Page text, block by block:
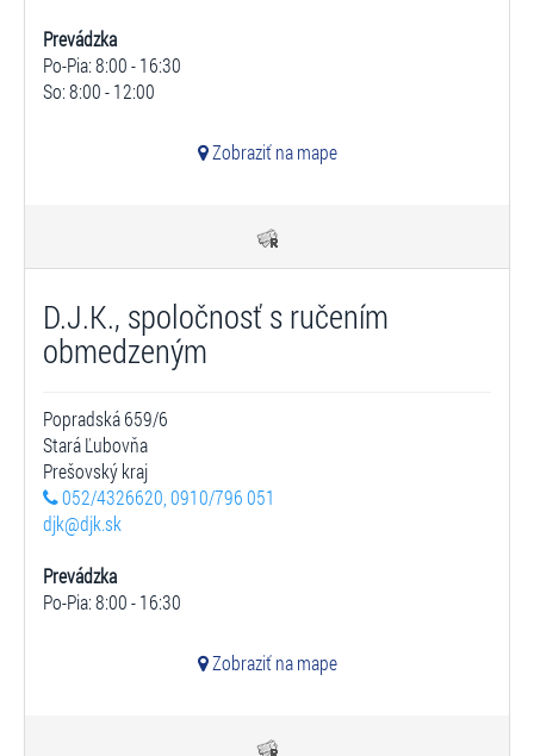
Prevádzka
Po-Pia: 8:00 - 16:30
So: 8:00 - 12:00
Zobraziť na mape
D.J.K., spoločnosť s ručením
obmedzeným
Popradská 659/6
Stará Ľubovňa
Prešovský kraj
052/4326620, 0910/796 051
djk@djk.sk
Prevádzka
Po-Pia: 8:00 - 16:30
Zobraziť na mape